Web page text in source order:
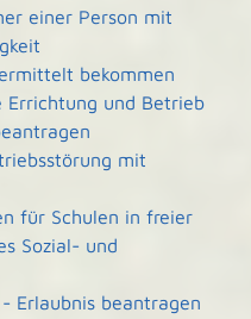
einer Person mit
bekommen
Errichtung und Betrieb
mit
für Schulen in freier
Sozial- und
Erlaubnis beantragen